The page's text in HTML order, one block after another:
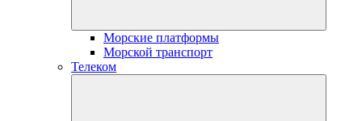
Морские платформы
Морской транспорт
Телеком